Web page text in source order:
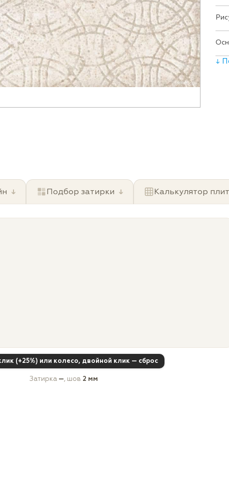
↓
↓ Подбор затирки ↓ Калькулятор
(+25%) или колесо, двойной клик — сброс
Затирка —, шов 2 мм